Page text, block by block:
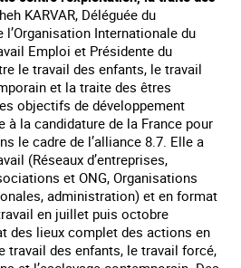
KARVAR, Déléguée du
l’Organisation Internationale du
Emploi et Présidente du
le travail des enfants, le travail
et la traite des êtres
objectifs de développement
à la candidature de la France pour
le cadre de l’alliance 8.7. Elle a
(Réseaux d’entreprises,
et ONG, Organisations
administration) et en format
en juillet puis octobre
des lieux complet des actions en
travail des enfants, le travail forcé,